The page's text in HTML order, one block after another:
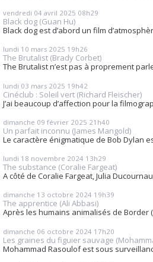
vendredi 04 avril 2025 08h29
Black dog (Guan Hu)
Black dog est d’abord un film
lundi 10 mars 2025 19h26
The Brutalist (Brady Corbet)
The Brutalist n’est pas à proprement
lundi 03 mars 2025 19h42
Cinéclub : Soleil vert (Richard Fleischer)
J’ai beaucoup d’affection pour la
dimanche 09 février 2025 21h40
Un parfait inconnu (James Mangold)
Le caractère énigmatique de Bob Dylan
lundi 18 novembre 2024 13h29
The substance (Coralie Fargeat)
A côté de Coralie Fargeat, Julia Ducournau
dimanche 13 octobre 2024 19h39
The apprentice (Ali Abbasi)
Après les humains animalisés de Border
dimanche 06 octobre 2024 17h20
Les graines du figuier sauvage
Mohammad Rasoulof est sous